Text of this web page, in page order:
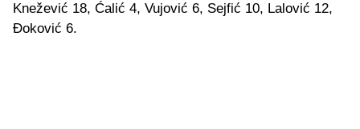
Knežević 18, Ćalić 4, Vujović 6, Sejfić 10, Lalović 12,
Đoković 6.